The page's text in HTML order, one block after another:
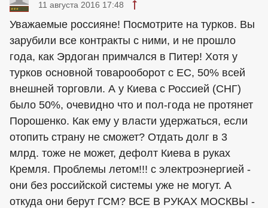
11 августа 2016 17:48
Уважаемые россияне! Посмотрите на турков. Вы
зарубили все контракты с ними, и не прошло
года, как Эрдоган примчался в Питер! Хотя у
турков основной товарооборот с ЕС, 50% всей
внешней торговли. А у Киева с Россией (СНГ)
было 50%, очевидно что и пол-года не протянет
Порошенко. Как ему у власти удержаться, если
отопить страну не сможет? Отдать долг в 3
млрд. тоже не может, дефолт Киева в руках
Кремля. Проблемы летом!!! с электроэнергией -
они без российской системы уже не могут. А
откуда они берут ГСМ? ВСЕ В РУКАХ МОСКВЫ -